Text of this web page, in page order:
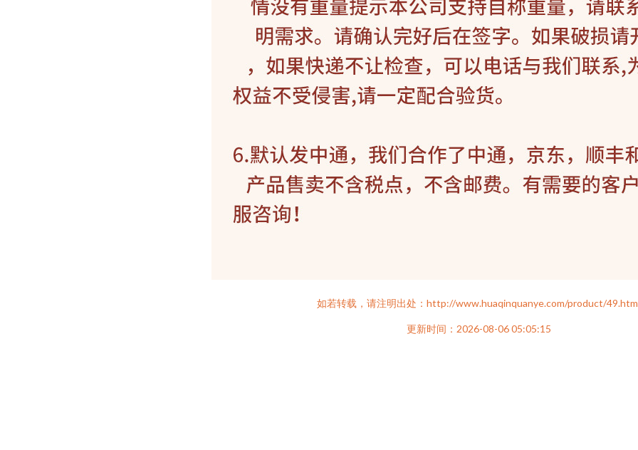
如若转载，请注明出处：http://www.huaqinquanye.com/product/
更新时间：2026-08-06 05:05:15